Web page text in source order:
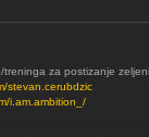
treninga za postizanje
stevan.cerubdzic
i.am.ambition_/